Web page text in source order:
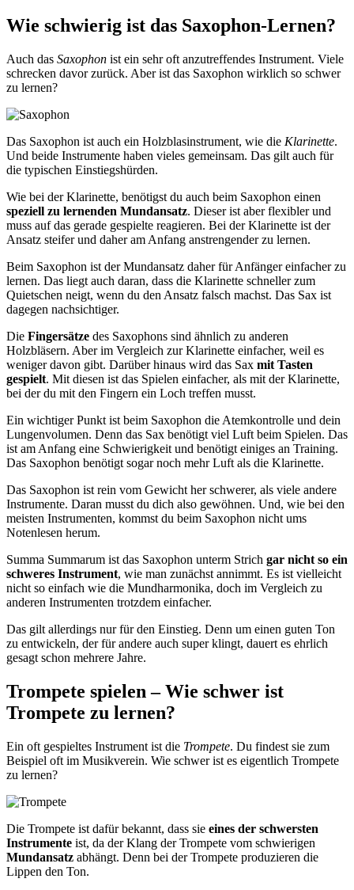
Wie schwierig ist das Saxophon-Lernen?
Auch das Saxophon ist ein sehr oft anzutreffendes Instrument. Viele
schrecken davor zurück. Aber ist das Saxophon wirklich so schwer
zu lernen?
Das Saxophon ist auch ein Holzblasinstrument, wie die Klarinette.
Und beide Instrumente haben vieles gemeinsam. Das gilt auch für
die typischen Einstiegshürden.
Wie bei der Klarinette, benötigst du auch beim Saxophon einen
speziell zu lernenden Mundansatz. Dieser ist aber flexibler und
muss auf das gerade gespielte reagieren. Bei der Klarinette ist der
Ansatz steifer und daher am Anfang anstrengender zu lernen.
Beim Saxophon ist der Mundansatz daher für Anfänger einfacher zu
lernen. Das liegt auch daran, dass die Klarinette schneller zum
Quietschen neigt, wenn du den Ansatz falsch machst. Das Sax ist
dagegen nachsichtiger.
Die Fingersätze des Saxophons sind ähnlich zu anderen
Holzbläsern. Aber im Vergleich zur Klarinette einfacher, weil es
weniger davon gibt. Darüber hinaus wird das Sax mit Tasten
gespielt. Mit diesen ist das Spielen einfacher, als mit der Klarinette,
bei der du mit den Fingern ein Loch treffen musst.
Ein wichtiger Punkt ist beim Saxophon die Atemkontrolle und dein
Lungenvolumen. Denn das Sax benötigt viel Luft beim Spielen. Das
ist am Anfang eine Schwierigkeit und benötigt einiges an Training.
Das Saxophon benötigt sogar noch mehr Luft als die Klarinette.
Das Saxophon ist rein vom Gewicht her schwerer, als viele andere
Instrumente. Daran musst du dich also gewöhnen. Und, wie bei den
meisten Instrumenten, kommst du beim Saxophon nicht ums
Notenlesen herum.
Summa Summarum ist das Saxophon unterm Strich gar nicht so ein
schweres Instrument, wie man zunächst annimmt. Es ist vielleicht
nicht so einfach wie die Mundharmonika, doch im Vergleich zu
anderen Instrumenten trotzdem einfacher.
Das gilt allerdings nur für den Einstieg. Denn um einen guten Ton
zu entwickeln, der für andere auch super klingt, dauert es ehrlich
gesagt schon mehrere Jahre.
Trompete spielen – Wie schwer ist
Trompete zu lernen?
Ein oft gespieltes Instrument ist die Trompete. Du findest sie zum
Beispiel oft im Musikverein. Wie schwer ist es eigentlich Trompete
zu lernen?
Die Trompete ist dafür bekannt, dass sie eines der schwersten
Instrumente ist, da der Klang der Trompete vom schwierigen
Mundansatz abhängt. Denn bei der Trompete produzieren die
Lippen den Ton.